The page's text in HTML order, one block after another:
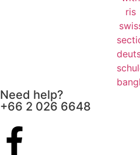
Need help?
+66 2 026 6648